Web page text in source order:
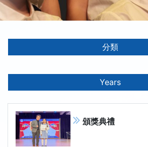
分類
Years
頒獎典禮